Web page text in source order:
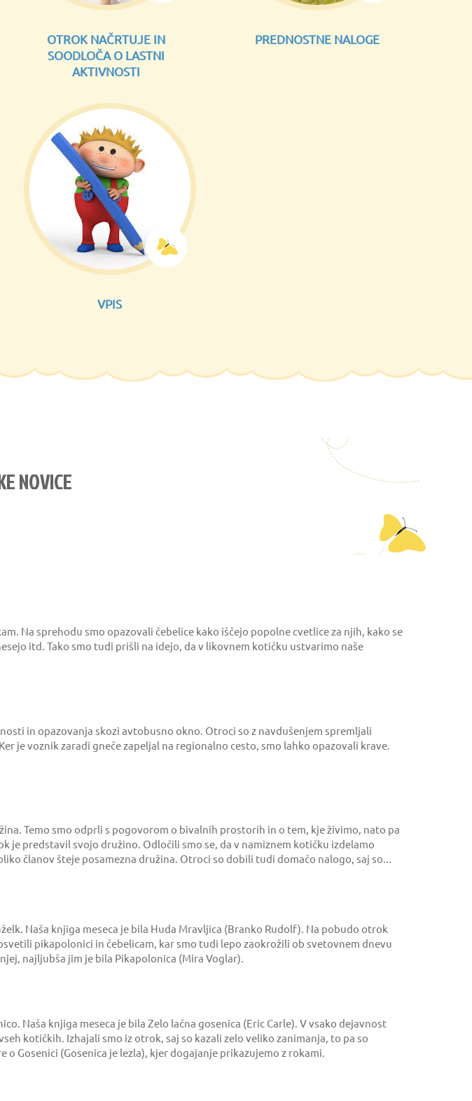
OTROK NAČRTUJE IN
SOODLOČA O LASTNI
AKTIVNOSTI
PREDNOSTNE NALOGE
VPIS
NOVICE
Na sprehodu smo opazovali čebelice kako iščejo popolne cvetlice za njih, kako se
itd. Tako smo tudi prišli na idejo, da v likovnem kotičku ustvarimo naše
in opazovanja skozi avtobusno okno. Otroci so z navdušenjem spremljali
je voznik zaradi gneče zapeljal na regionalno cesto, smo lahko opazovali krave.
Temo smo odprli s pogovorom o bivalnih prostorih in o tem, kje živimo, nato pa
je predstavil svojo družino. Odločili smo se, da v namiznem kotičku izdelamo
članov šteje posamezna družina. Otroci so dobili tudi domačo nalogo, saj so...
Naša knjiga meseca je bila Huda Mravljica (Branko Rudolf). Na pobudo otrok
pikapolonici in čebelicam, kar smo tudi lepo zaokrožili ob svetovnem dnevu
najljubša jim je bila Pikapolonica (Mira Voglar).
Naša knjiga meseca je bila Zelo lačna gosenica (Eric Carle). V vsako dejavnost
kotičkih. Izhajali smo iz otrok, saj so kazali zelo veliko zanimanja, to pa so
Gosenici (Gosenica je lezla), kjer dogajanje prikazujemo z rokami.